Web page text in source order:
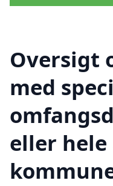
Oversigt
med
eller hele